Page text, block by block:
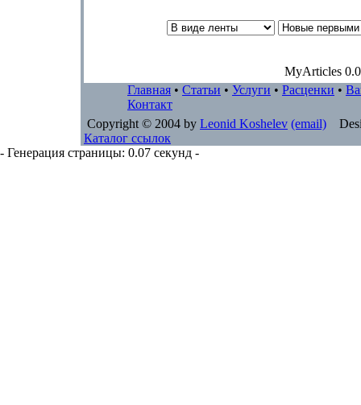
MyArticles
Главная • Статьи • Услуги • Расценки •
Контакт
Copyright © 2004 by Leonid Koshelev (email)
Каталог ссылок
- Генерация страницы: 0.07 секунд -